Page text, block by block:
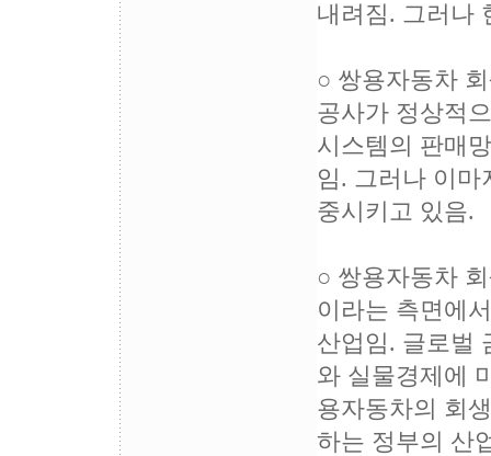
내려짐. 그러나
○ 쌍용자동차
공사가 정상적
시스템의 판매
임. 그러나 이마
중시키고 있음.
○ 쌍용자동차
이라는 측면에
산업임. 글로벌
와 실물경제에
용자동차의 회
하는 정부의 산